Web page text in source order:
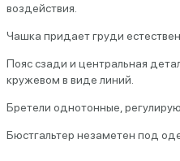
воздействия.
Чашка придает груди
Пояс сзади и центральная
кружевом в виде линий.
Бретели однотонные,
Бюстгальтер незаметен под